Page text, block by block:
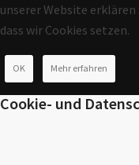
unserer Website
dass wir Cookies setzen.
OK Mehr erfahren
Cookie- und